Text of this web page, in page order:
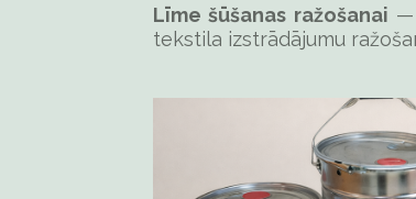
Līme šūšanas ražošanai —
tekstila izstrādājumu